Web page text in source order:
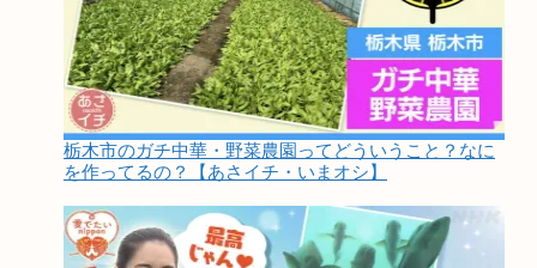
栃木市のガチ中華・野菜農園ってどういうこと？なに
を作ってるの？【あさイチ・いまオシ】